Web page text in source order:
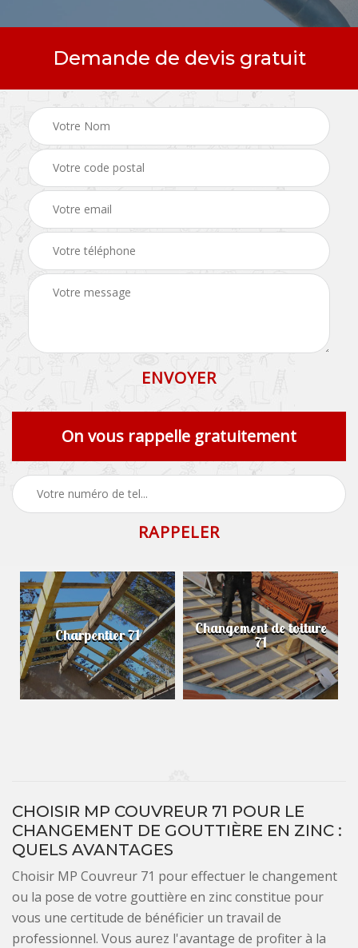
Demande de devis gratuit
On vous rappelle gratuitement
Charpentier 71 Changement de toiture
71
CHOISIR MP COUVREUR 71 POUR LE
CHANGEMENT DE GOUTTIÈRE EN ZINC :
QUELS AVANTAGES
Choisir MP Couvreur 71 pour effectuer le changement
ou la pose de votre gouttière en zinc constitue pour
vous une certitude de bénéficier un travail de
professionnel. Vous aurez l'avantage de profiter à la